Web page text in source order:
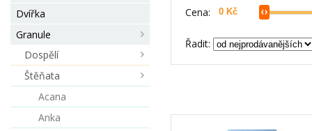
Dvířka
Granule
Dospělí
Štěňata
Acana
Anka
Cena:
Řadit: